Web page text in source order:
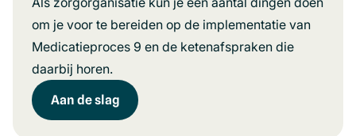
om je voor te bereiden op de implementatie van
Medicatieproces 9 en de ketenafspraken die
daarbij horen.
Aan de slag